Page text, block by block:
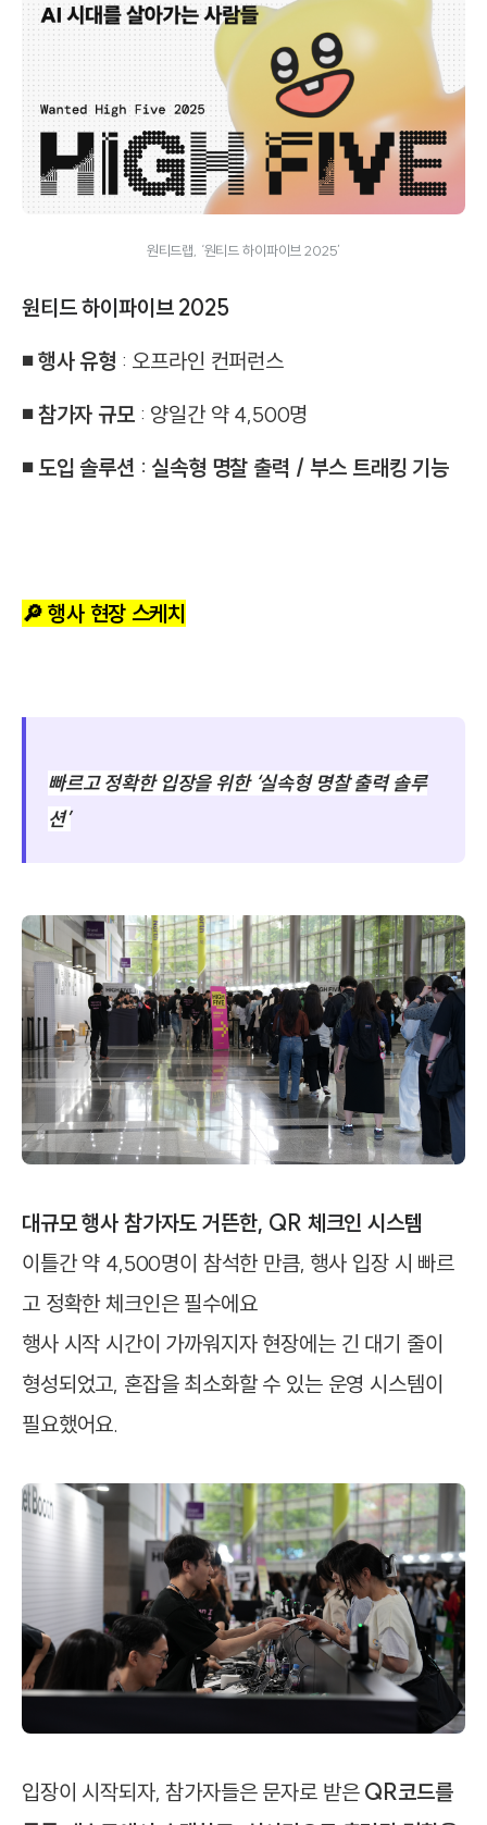
원티드랩, ‘원티드 하이파이브 2025’
원티드 하이파이브 2025
◾ 행사 유형 : 오프라인 컨퍼런스
◾ 참가자 규모: 양일간 약 4,500명
◾ 도입 솔루션 : 실속형 명찰 출력 / 부스 트래킹 기능
🔎 행사 현장 스케치
빠르고 정확한 입장을 위한 ‘실속형 명찰 출력 솔루
션’
대규모 행사 참가자도 거뜬한, QR 체크인 시스템
이틀간 약 4,500명이 참석한 만큼, 행사 입장 시 빠르
고 정확한 체크인은 필수에요
행사 시작 시간이 가까워지자 현장에는 긴 대기 줄이
형성되었고, 혼잡을 최소화할 수 있는 운영 시스템이
필요했어요.
입장이 시작되자, 참가자들은 문자로 받은 QR코드를